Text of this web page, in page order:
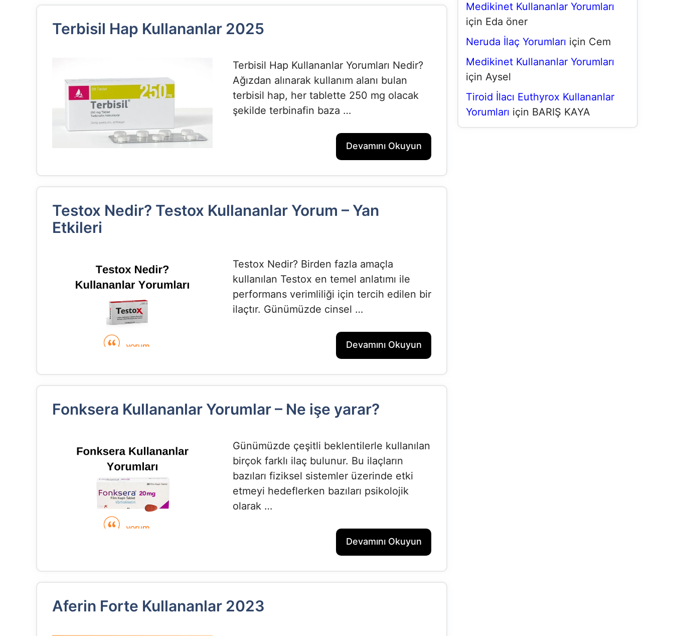
Terbisil Hap Kullananlar 2025
Terbisil Hap Kullananlar Yorumları Nedir?
Ağızdan alınarak kullanım alanı bulan
terbisil hap, her tablette 250 mg olacak
şekilde terbinafin baza …
Devamını Okuyun
Testox Nedir? Testox Kullananlar Yorum – Yan
Etkileri
Testox Nedir? Birden fazla amaçla
kullanılan Testox en temel anlatımı ile
performans verimliliği için tercih edilen bir
ilaçtır. Günümüzde cinsel …
Devamını Okuyun
Fonksera Kullananlar Yorumlar – Ne işe yarar?
Günümüzde çeşitli beklentilerle kullanılan
birçok farklı ilaç bulunur. Bu ilaçların
bazıları fiziksel sistemler üzerinde etki
etmeyi hedeflerken bazıları psikolojik
olarak …
Devamını Okuyun
Aferin Forte Kullananlar 2023
Medikinet Kullananlar Yorumları
için Eda öner
Neruda İlaç Yorumları için Cem
Medikinet Kullananlar Yorumları
için Aysel
Tiroid İlacı Euthyrox Kullananlar
Yorumları için BARIŞ KAYA